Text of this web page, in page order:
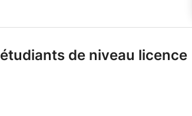
de niveau licence